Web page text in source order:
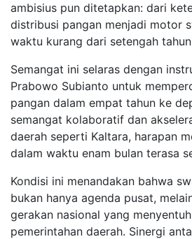
ambisius pun ditetapkan: dari
distribusi pangan menjadi motor
waktu kurang dari setengah
Semangat ini selaras dengan
Prabowo Subianto untuk
pangan dalam empat tahun ke
semangat kolaboratif dan
daerah seperti Kaltara, harapan
dalam waktu enam bulan terasa
Kondisi ini menandakan bahwa
bukan hanya agenda pusat,
gerakan nasional yang
pemerintahan daerah. Sinergi